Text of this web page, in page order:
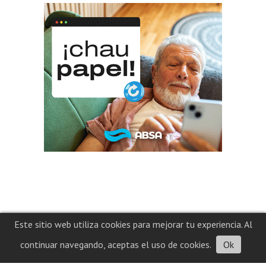
Este sitio web utiliza cookies para mejorar tu experiencia. Al
continuar navegando, aceptas el uso de cookies.
Ok